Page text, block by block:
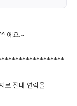
에요.~
로 절대 연락을